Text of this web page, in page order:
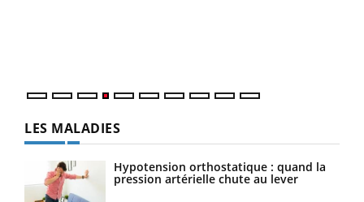
LES MALADIES
Hypotension orthostatique : quand la
pression artérielle chute au lever